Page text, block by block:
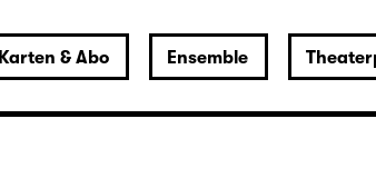
Karten & Abo Ensemble